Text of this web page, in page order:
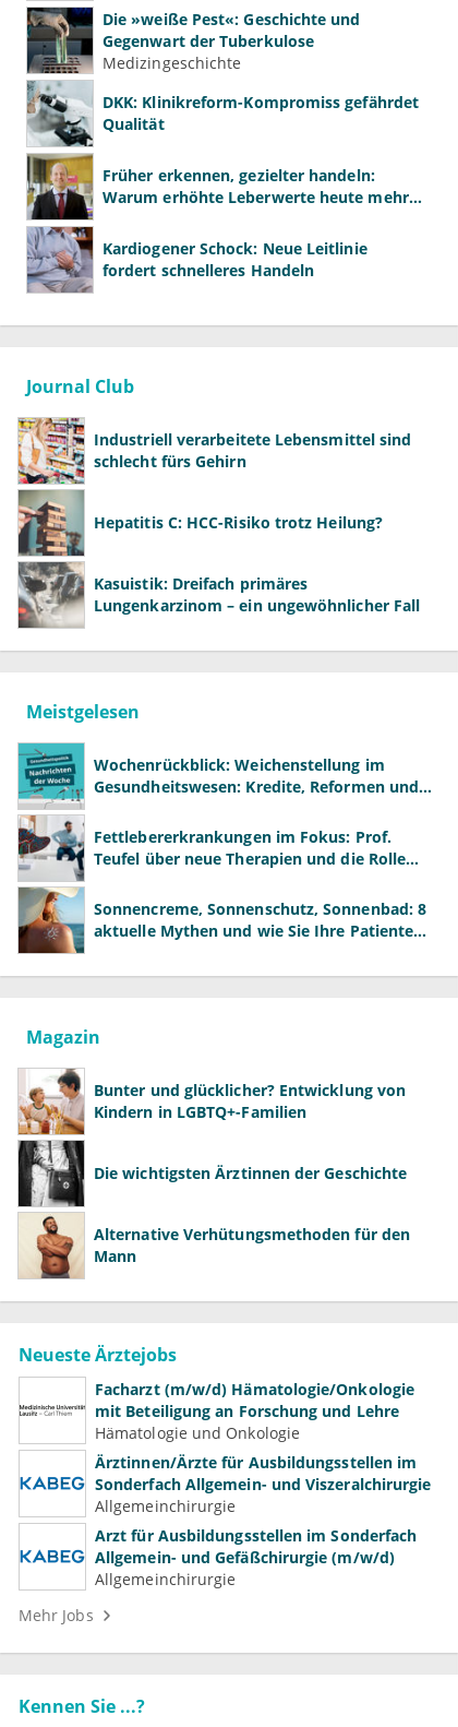
Die »weiße Pest«: Geschichte und
Gegenwart der Tuberkulose
Medizingeschichte
DKK: Klinikreform-Kompromiss gefährdet
Qualität
Früher erkennen, gezielter handeln:
Warum erhöhte Leberwerte heute mehr
Kardiogener Schock: Neue Leitlinie
fordert schnelleres Handeln
Journal Club
Industriell verarbeitete Lebensmittel sind
schlecht fürs Gehirn
Hepatitis C: HCC-Risiko trotz Heilung?
Kasuistik: Dreifach primäres
Lungenkarzinom – ein ungewöhnlicher Fall
Meistgelesen
Wochenrückblick: Weichenstellung im
Gesundheitswesen: Kredite, Reformen und
Fettlebererkrankungen im Fokus: Prof.
Teufel über neue Therapien und die Rolle
Sonnencreme, Sonnenschutz, Sonnenbad: 8
aktuelle Mythen und wie Sie Ihre Patienten
Magazin
Bunter und glücklicher? Entwicklung von
Kindern in LGBTQ+-Familien
Die wichtigsten Ärztinnen der Geschichte
Alternative Verhütungsmethoden für den
Mann
Neueste Ärztejobs
Facharzt (m/w/d) Hämatologie/Onkologie
mit Beteiligung an Forschung und Lehre
Hämatologie und Onkologie
Ärztinnen/Ärzte für Ausbildungsstellen im
Sonderfach Allgemein- und Viszeralchirurgie
Allgemeinchirurgie
Arzt für Ausbildungsstellen im Sonderfach
Allgemein- und Gefäßchirurgie (m/w/d)
Allgemeinchirurgie
Mehr Jobs
Kennen Sie ...?